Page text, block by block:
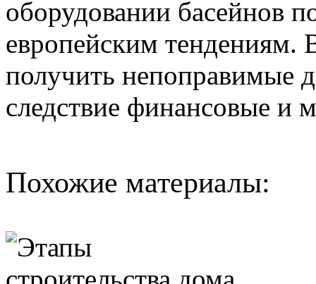
оборудовании басейнов
европейским тендениям.
получить непоправимые
следствие финансовые и
Похожие материалы: